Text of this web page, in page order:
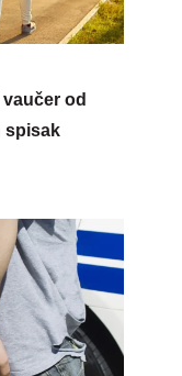
od
spisak